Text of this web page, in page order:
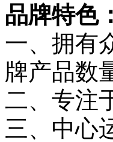
品牌特色：
一、拥有
牌产品数
二、专注
三、中心